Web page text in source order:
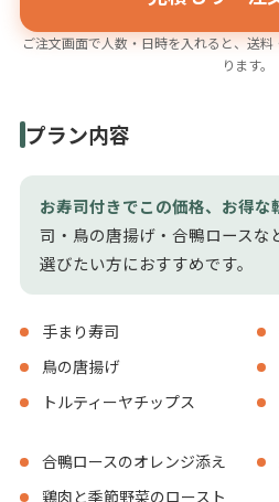
ご注文画面で人数・日時を入れると、送
ります。
プラン内容
お寿司付きでこの価格、お得な
司・鳥の唐揚げ・合鴨ロースな
選びたい方におすすめです。
手まり寿司
鳥の唐揚げ
トルティーヤチップス
合鴨ロースのオレンジ添え
鶏肉と季節野菜のロースト